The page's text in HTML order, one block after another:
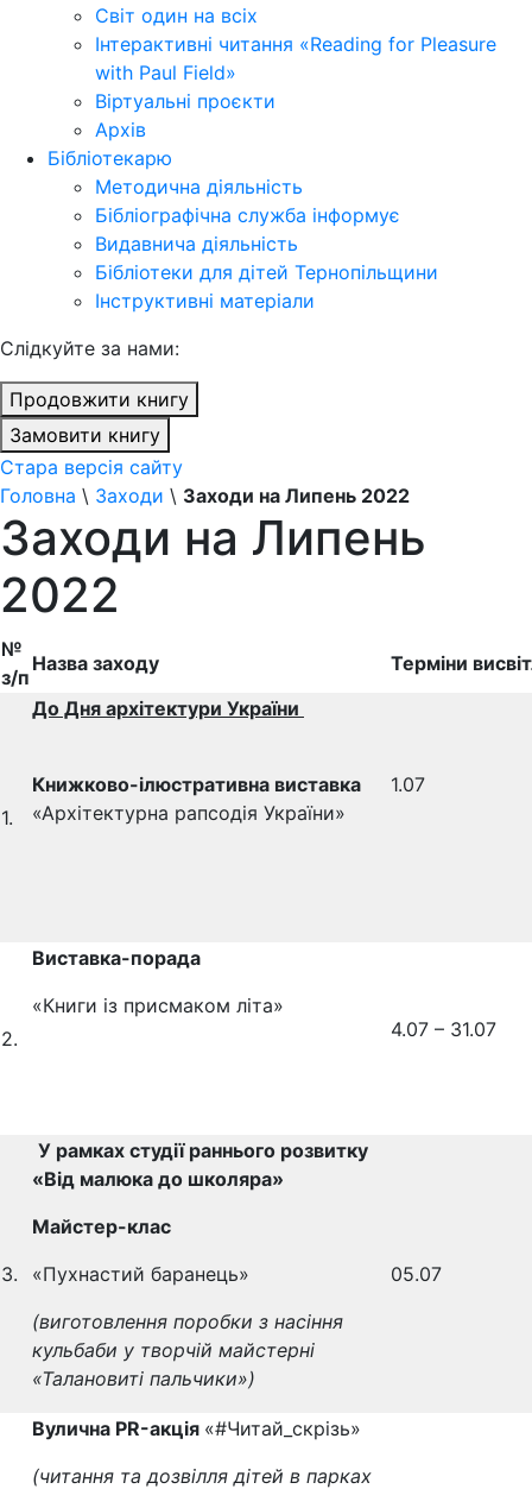
Світ один на всіх
Інтерактивні читання «Reading for Pleasure
with Paul Field»
Віртуальні проєкти
Архів
Бібліотекарю
Методична діяльність
Бібліографічна служба інформує
Видавнича діяльність
Бібліотеки для дітей Тернопільщини
Інструктивні матеріали
Cлідкуйте за нами:
Продовжити книгу
Замовити книгу
Стара версія сайту
Головна \ Заходи \ Заходи на Липень 2022
Заходи на Липень
2022
№
з/п
Назва заходу Терміни
1.
До Дня архітектури України
Книжково-ілюстративна виставка
«Архітектурна рапсодія України»
1.07
2.
Виставка-порада
«Книги із присмаком літа»
4.07 – 31.07
3.
У рамках студії раннього розвитку
«Від малюка до школяра»
Майстер-клас
«Пухнастий баранець»
(виготовлення поробки з насіння
кульбаби у творчій майстерні
«Талановиті пальчики»)
05.07
Вулична PR-акція «#Читай_скрізь»
(читання та дозвілля дітей в парках